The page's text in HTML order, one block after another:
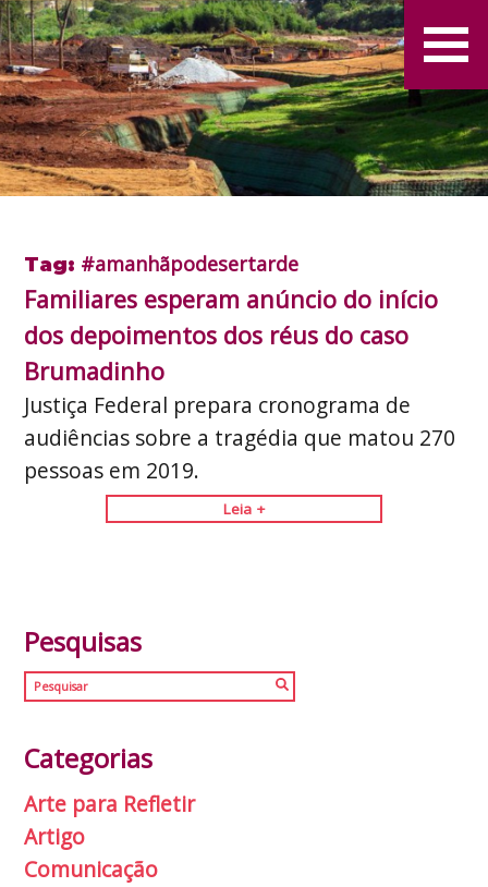
Tag: #amanhãpodesertarde
Familiares esperam anúncio do início
dos depoimentos dos réus do caso
Brumadinho
Justiça Federal prepara cronograma de
audiências sobre a tragédia que matou 270
pessoas em 2019.
Leia +
Pesquisas
Categorias
Arte para Refletir
Artigo
Comunicação